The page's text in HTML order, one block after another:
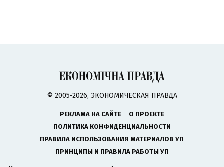
© 2005-2026, ЭКОНОМИЧЕСКАЯ ПРАВДА
РЕКЛАМА НА САЙТЕ
О ПРОЕКТЕ
ПОЛИТИКА КОНФИДЕНЦИАЛЬНОСТИ
ПРАВИЛА ИСПОЛЬЗОВАНИЯ МАТЕРИАЛОВ УП
ПРИНЦИПЫ И ПРАВИЛА РАБОТЫ УП